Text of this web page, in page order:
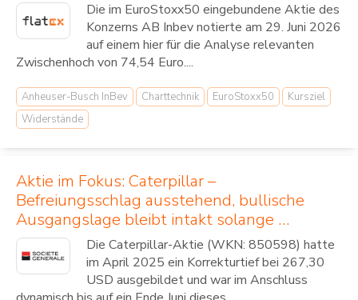
Die im EuroStoxx50 eingebundene Aktie des
Konzerns AB Inbev notierte am 29. Juni 2026
auf einem hier für die Analyse relevanten
Zwischenhoch von 74,54 Euro....
Anheuser-Busch InBev Charttechnik EuroStoxx50
Kursziel
Widerstände
Aktie im Fokus: Caterpillar –
Befreiungsschlag ausstehend, bullische
Ausgangslage bleibt intakt solange …
Die Caterpillar-Aktie (WKN: 850598) hatte
im April 2025 ein Korrekturtief bei 267,30
USD ausgebildet und war im Anschluss